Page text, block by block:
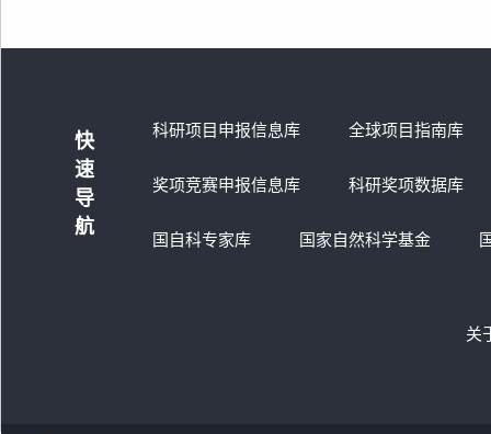
快
速
导
航
科研项目申报信息库 全球项目指南库
奖项竞赛申报信息库 科研奖项数据库
国自科专家库 国家自然科学基金
关